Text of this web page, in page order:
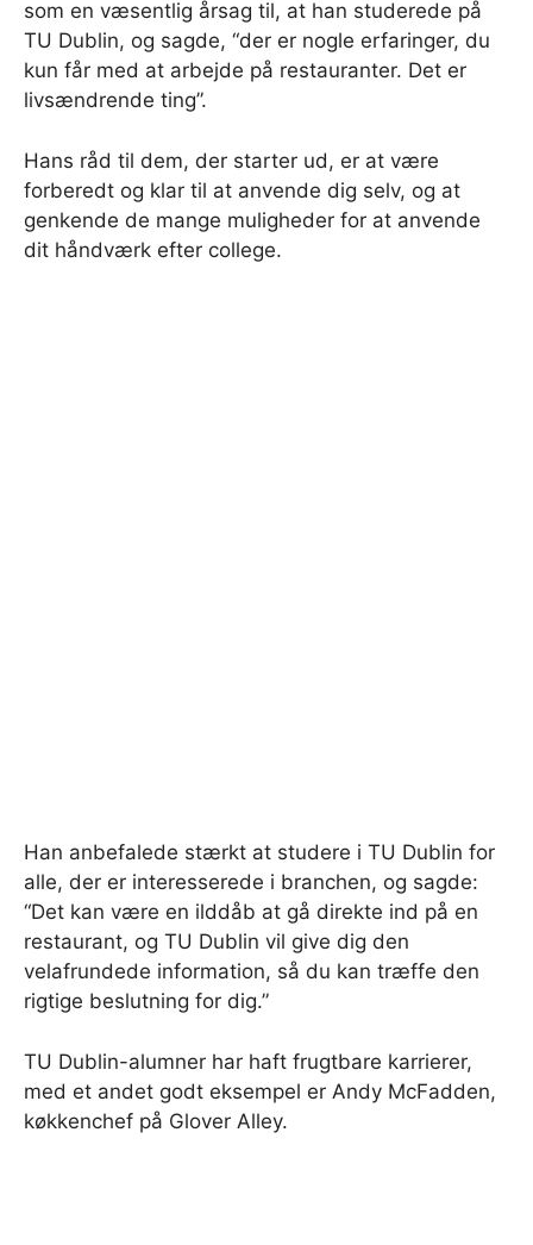
som en væsentlig årsag til, at han studerede på
TU Dublin, og sagde, “der er nogle erfaringer, du
kun får med at arbejde på restauranter. Det er
livsændrende ting”.
Hans råd til dem, der starter ud, er at være
forberedt og klar til at anvende dig selv, og at
genkende de mange muligheder for at anvende
dit håndværk efter college.
Han anbefalede stærkt at studere i TU Dublin for
alle, der er interesserede i branchen, og sagde:
“Det kan være en ilddåb at gå direkte ind på en
restaurant, og TU Dublin vil give dig den
velafrundede information, så du kan træffe den
rigtige beslutning for dig.”
TU Dublin-alumner har haft frugtbare karrierer,
med et andet godt eksempel er Andy McFadden,
køkkenchef på Glover Alley.